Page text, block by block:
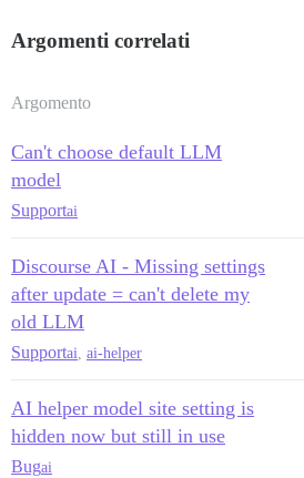
Argomenti correlati
Argomento
Can't choose default LLM
model
Supportai
Discourse AI - Missing settings
after update = can't delete my
old LLM
Supportai ai-helper
AI helper model site setting is
hidden now but still in use
Bugai